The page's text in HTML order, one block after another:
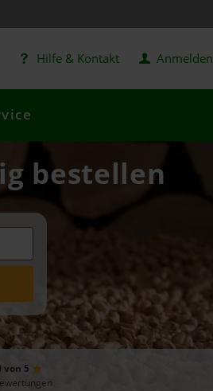
Hilfe & Kontakt Anmelden
bestellen
von 5